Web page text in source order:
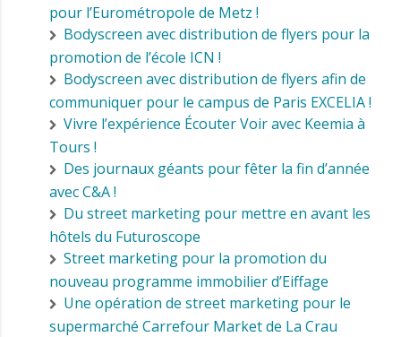
pour l’Eurométropole de Metz !
Bodyscreen avec distribution de flyers pour la
promotion de l’école ICN !
Bodyscreen avec distribution de flyers afin de
communiquer pour le campus de Paris EXCELIA !
Vivre l’expérience Écouter Voir avec Keemia à
Tours !
Des journaux géants pour fêter la fin d’année
avec C&A !
Du street marketing pour mettre en avant les
hôtels du Futuroscope
Street marketing pour la promotion du
nouveau programme immobilier d’Eiffage
Une opération de street marketing pour le
supermarché Carrefour Market de La Crau